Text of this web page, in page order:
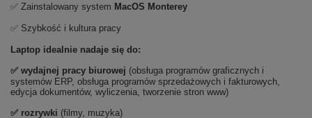
✅ Zainstalowany system MacOS Monterey
✅ Szybkość i kultura pracy
Laptop idealnie nadaje się do:
✅ wydajnej pracy biurowej (obsługa programów graficznych i
systemów ERP, obsługa programów sprzedażowych i fakturowych,
edycja dokumentów, wyliczenia, tworzenie stron www)
✅ rozrywki (filmy, muzyka)